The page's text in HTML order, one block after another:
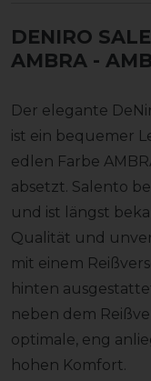
DENIRO
AMBRA -
Der elegante
ist ein bequemer
edlen Farbe
absetzt. Salento
und ist längst
Qualität und
mit einem
hinten
neben dem
optimale, eng
hohen Komfort.